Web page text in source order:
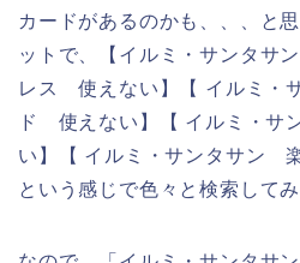
カードがあるのかも、、、と
ットで、【イルミ・サンタサ
レス 使えない】【 イルミ・
ド 使えない】【 イルミ・
い】【 イルミ・サンタサン
という感じで色々と検索して